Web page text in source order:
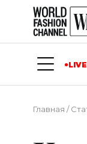
LIVE
Главная /